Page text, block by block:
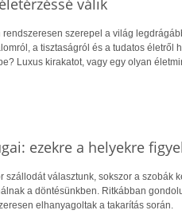
válik
rendszeresen szerepel a világ
a tisztaságról és a tudatos életről
Luxus kirakatot, vagy egy olyan
ezekre a helyekre
szállodát választunk, sokszor a szobák
a döntésünkben. Ritkábban
elhanyagoltak a takarítás során.